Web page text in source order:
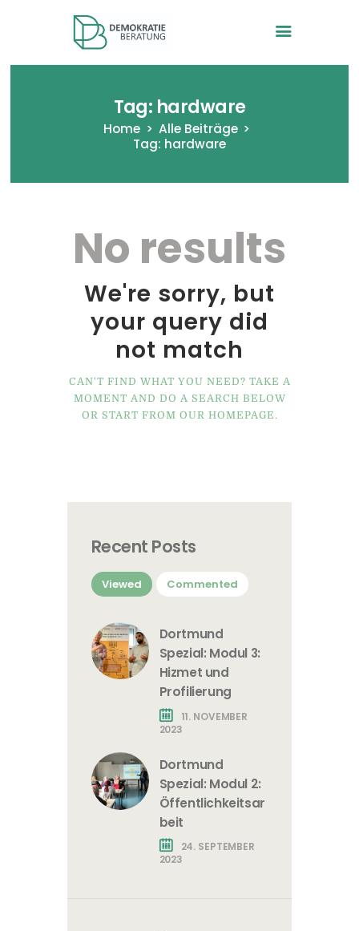
Tag: hardware
Home
Alle Beiträge
Tag: hardware
Demokratieberatung -VEZ in
NRW
Startseite
Anmeldung
Kontakt
No results
We're sorry, but
your query did
not match
CAN'T FIND WHAT YOU NEED? TAKE A
MOMENT AND DO A SEARCH BELOW
OR START FROM OUR HOMEPAGE .
Recent Posts
Viewed Commented
Dortmund
Spezial: Modul 3:
Hizmet und
Profilierung
11. NOVEMBER
2023
Dortmund
Spezial: Modul 2:
Öffentlichkeitsar
beit
24. SEPTEMBER
2023